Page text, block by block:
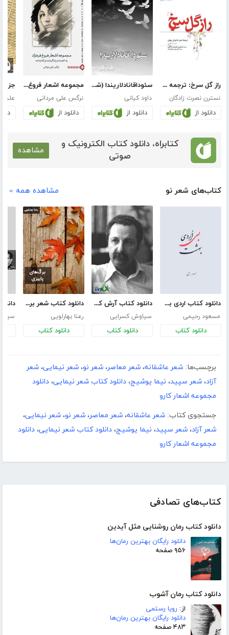
کتاب‌های تصادفی
دانلود کتاب رمان روشنایی مثل آیدین
دانلود رایگان بهترین رمان‌ها
۹۵۶ صفحه
دانلود کتاب رمان آشوب
از: رویا رستمی
دانلود رایگان بهترین رمان‌ها
۴۸۳ صفحه
راز گل سرخ: ترجمه شعر شاعران جهان (دو زبانه انگلیسی و فارسی)
نسترن نصرت زادگان
دانلود از
سئوداقانادلاریندا (شرح درد اشتیاق)
داود کیانی
دانلود از
مجموعه اشعار فروغ فرخزاد
نرگس علی مردانی
دانلود از
کتابراه، دانلود کتاب الکترونیک و
صوتی
مشاهده
کتاب‌های شعر نو مشاهده همه »
دانلود کتاب اردی بی بهشت
مسعود رحیمی
دانلود کتاب
دانلود کتاب آرش کمانگیر
سیاوش کسرایی
دانلود کتاب
دانلود کتاب شعر برگ‌های پاییزی
رعنا بهارلویی
دانلود کتاب
برچسب‌ها: شعر عاشقانه، شعر معاصر، شعر نو، شعر نیمایی، شعر
آزاد، شعر سپید، نیما یوشیج، دانلود کتاب شعر نیمایی، دانلود
مجموعه اشعار کارو
جستجوی کتاب: شعر عاشقانه، شعر معاصر، شعر نو، شعر نیمایی،
شعر آزاد، شعر سپید، نیما یوشیج، دانلود کتاب شعر نیمایی، دانلود
مجموعه اشعار کارو